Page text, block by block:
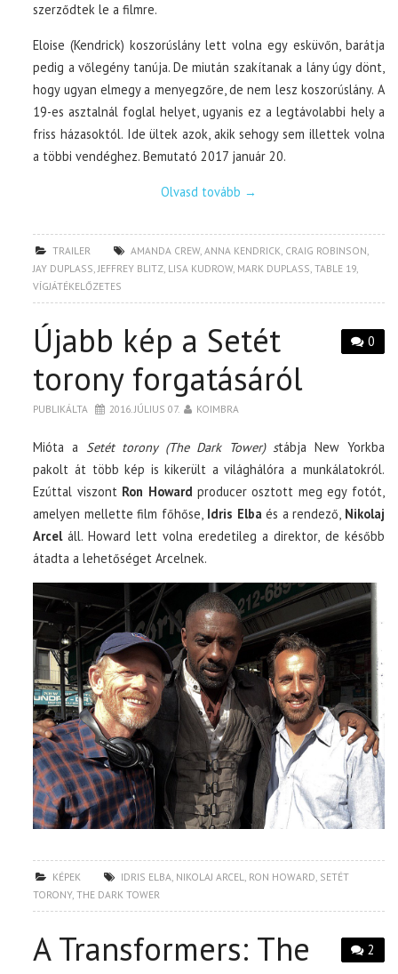
szerződtek le a filmre.
Eloise (Kendrick) koszorúslány lett volna egy esküvőn, barátja
pedig a vőlegény tanúja. De miután szakítanak a lány úgy dönt,
hogy ugyan elmegy a menyegzőre, de nem lesz koszorúslány. A
19-es asztalnál foglal helyet, ugyanis ez a legtávolabbi hely a
friss házasoktól. Ide ültek azok, akik sehogy sem illettek volna
a többi vendéghez. Bemutató 2017 január 20.
Olvasd tovább →
TRAILER AMANDA CREW,ANNA KENDRICK, CRAIG ROBINSON,
JAY DUPLASS,JEFFREY BLITZ, LISA KUDROW, MARK DUPLASS,TABLE 19,
VÍGJÁTÉKELŐZETES
0
Újabb kép a Setét
torony forgatásáról
PUBLIKÁLTA 2016. JÚLIUS 07. KOIMBRA
Mióta a Setét torony (The Dark Tower) stábja New Yorkba
pakolt át több kép is kikerült a világhálóra a munkálatokról.
Ezúttal viszont Ron Howard producer osztott meg egy fotót,
amelyen mellette film főhőse,Idris Elbaés a rendező, Nikolaj
Arceláll. Howard lett volna eredetileg a direktor, de később
átadta a lehetőséget Arcelnek.
KÉPEK IDRIS ELBA, NIKOLAJ ARCEL, RON HOWARD, SETÉT
TORONY,THE DARK TOWER
2
A Transformers: The